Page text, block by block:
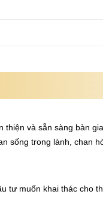
và sẵn sàng bàn
sống trong lành, chan
muốn khai thác cho